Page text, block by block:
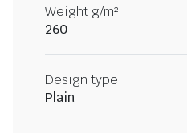
Weight g/m²
260
Design type
Plain